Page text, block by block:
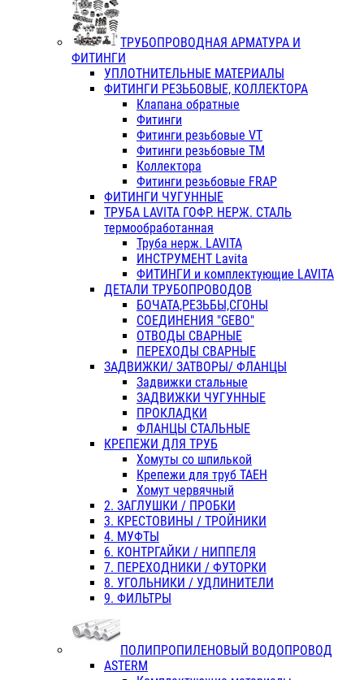
ТРУБОПРОВОДНАЯ АРМАТУРА И
ФИТИНГИ
УПЛОТНИТЕЛЬНЫЕ МАТЕРИАЛЫ
ФИТИНГИ РЕЗЬБОВЫЕ, КОЛЛЕКТОРА
Клапана обратные
Фитинги
Фитинги резьбовые VT
Фитинги резьбовые ТМ
Коллектора
Фитинги резьбовые FRAP
ФИТИНГИ ЧУГУННЫЕ
ТРУБА LAVITA ГОФР. НЕРЖ. СТАЛЬ
термообработанная
Труба нерж. LAVITA
ИНСТРУМЕНТ Lavita
ФИТИНГИ и комплектующие LAVITA
ДЕТАЛИ ТРУБОПРОВОДОВ
БОЧАТА,РЕЗЬБЫ,СГОНЫ
СОЕДИНЕНИЯ "GEBO"
ОТВОДЫ СВАРНЫЕ
ПЕРЕХОДЫ СВАРНЫЕ
ЗАДВИЖКИ/ ЗАТВОРЫ/ ФЛАНЦЫ
Задвижки стальные
ЗАДВИЖКИ ЧУГУННЫЕ
ПРОКЛАДКИ
ФЛАНЦЫ СТАЛЬНЫЕ
КРЕПЕЖИ ДЛЯ ТРУБ
Хомуты со шпилькой
Крепежи для труб ТАЕН
Хомут червячный
2. ЗАГЛУШКИ / ПРОБКИ
3. КРЕСТОВИНЫ / ТРОЙНИКИ
4. МУФТЫ
6. КОНТРГАЙКИ / НИППЕЛЯ
7. ПЕРЕХОДНИКИ / ФУТОРКИ
8. УГОЛЬНИКИ / УДЛИНИТЕЛИ
9. ФИЛЬТРЫ
ПОЛИПРОПИЛЕНОВЫЙ ВОДОПРОВОД
ASTERM